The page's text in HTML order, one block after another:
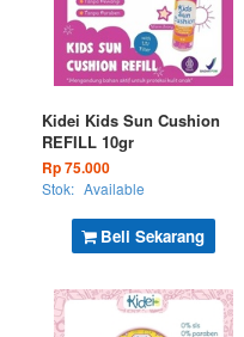
Beli Sekarang
Kidei Kids Sun Cushion
REFILL 10gr
Rp 75.000
Stok: Available